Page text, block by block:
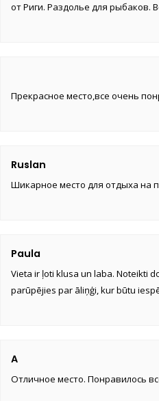
от Риги. Раздолье для рыбаков.
Прекрасное место,все очень
Ruslan
Шикарное место для отдыха на
Paula
Vieta ir ļoti klusa un laba. Noteikti
parūpējies par āliņģi, kur būtu
A
Отличное место. Понравилось